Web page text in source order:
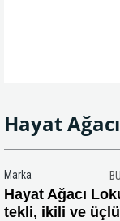
Hayat
Marka
Hayat Ağacı
tekli, ikili ve